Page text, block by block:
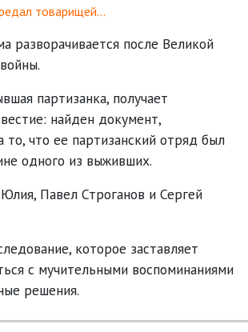
товарищей…
разворачивается после Великой
партизанка, получает
найден документ,
что ее партизанский отряд был
одного из выживших.
Павел Строганов и Сергей
которое заставляет
с мучительными воспоминаниями
решения.